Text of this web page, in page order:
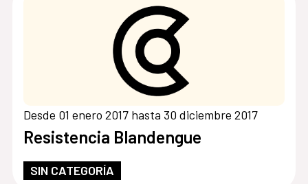
Desde 01 enero 2017 hasta 30 diciembre 2017
Resistencia Blandengue
SIN CATEGORÍA